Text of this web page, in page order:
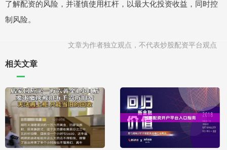
了解配资的风险，并谨慎使用杠杆，以最大化投资收益，同时控
制风险。
文章为作者独立观点，不代表炒股配资平台观点
相关文章